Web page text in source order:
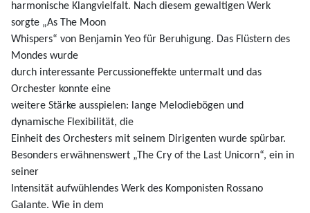
harmonische Klangvielfalt. Nach diesem gewaltigen Werk
sorgte „As The Moon
Whispers“ von Benjamin Yeo für Beruhigung. Das Flüstern des
Mondes wurde
durch interessante Percussioneffekte untermalt und das
Orchester konnte eine
weitere Stärke ausspielen: lange Melodiebögen und
dynamische Flexibilität, die
Einheit des Orchesters mit seinem Dirigenten wurde spürbar.
Besonders erwähnenswert „The Cry of the Last Unicorn“, ein in
seiner
Intensität aufwühlendes Werk des Komponisten Rossano
Galante. Wie in dem